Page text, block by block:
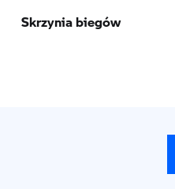
Skrzynia biegów